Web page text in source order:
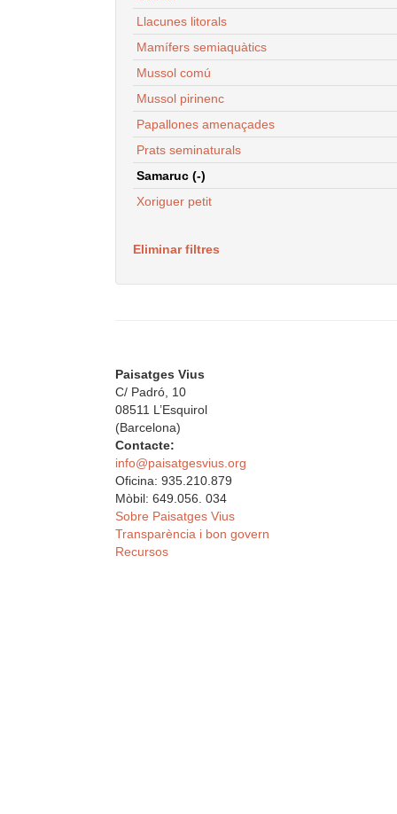
Llacunes litorals
Mamífers semiaquàtics
Mussol comú
Mussol pirinenc
Papallones amenaçades
Prats seminaturals
Samaruc (-)
Xoriguer petit
Eliminar filtres
Paisatges Vius
C/ Padró, 10
08511 L’Esquirol
(Barcelona)
Contacte:
info@paisatgesvius.org
Oficina: 935.210.879
Mòbil: 649.056. 034
Sobre Paisatges Vius
Transparència i bon govern
Recursos